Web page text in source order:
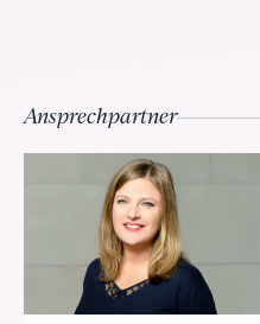
Ansprechpartner